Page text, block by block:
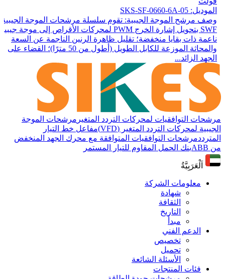
الموديل: SKS-SF-0660-6A-05
وصف مرشح الموجة الجيبية: تقوم سلسلة مرشحات الموجة الجيبية
SWF بتحويل إشارة الخرج PWM لمحركات الأقراص إلى موجة جيبية
ناعمة ذات بقايا منخفضة؛ تقليل ظاهرة الرنين الناجمة عن السعة
والمحاثة الموزعة للكابل الطويل (أطول من 50 مترًا)؛ القضاء على
الجهد الزائد...
مرشحات التوافقيات لمحركات التردد المتغير مرشحات الموجة
الجيبية لمحركات التردد المتغير (VFD)
مفاعل خط التيار
المترددمرشحات التوافقيات المتوافقة مع محرك الجهد المنخفض
من ABB
بنك الحمل المقاوم للتيار المستمر
اَلْعَرَبِيَّةُ
معلومات الشركة
شهادة
الثقافة
التاريخ
مبدأ
الدعم الفني
تخصيص
تحميل
الأسئلة الشائعة
فئات المنتجات